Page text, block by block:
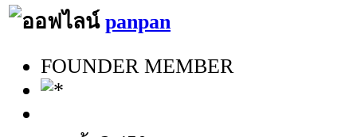
panpan
FOUNDER MEMBER